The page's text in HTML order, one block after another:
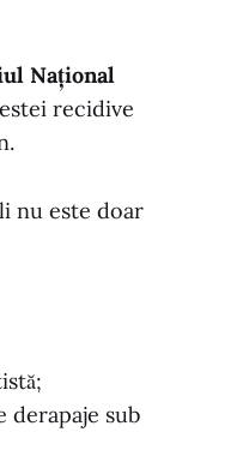
Național
recidive
nu este doar
derapaje sub